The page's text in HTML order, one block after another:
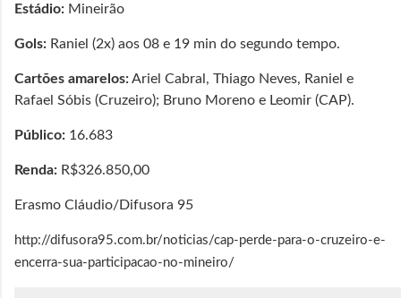
Estádio: Mineirão
Gols: Raniel (2x) aos 08 e 19 min do segundo tempo.
Cartões amarelos:Ariel Cabral, Thiago Neves, Raniel e
Rafael Sóbis (Cruzeiro); Bruno Moreno e Leomir (CAP).
Público: 16.683
Renda: R$326.850,00
Erasmo Cláudio/Difusora 95
http://difusora95.com.br/noticias/cap-perde-para-o-cruzeiro-e-
encerra-sua-participacao-no-mineiro/